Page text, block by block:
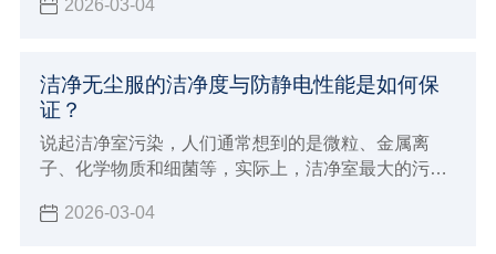
逆流到高级洁净车间
2026-03-04
洁净无尘服的洁净度与防静电性能是如何保
证？
说起洁净室污染，人们通常想到的是微粒、金属离
子、化学物质和细菌等，实际上，洁净室最大的污染
埃和静电的防护显得十分重要。
2026-03-04